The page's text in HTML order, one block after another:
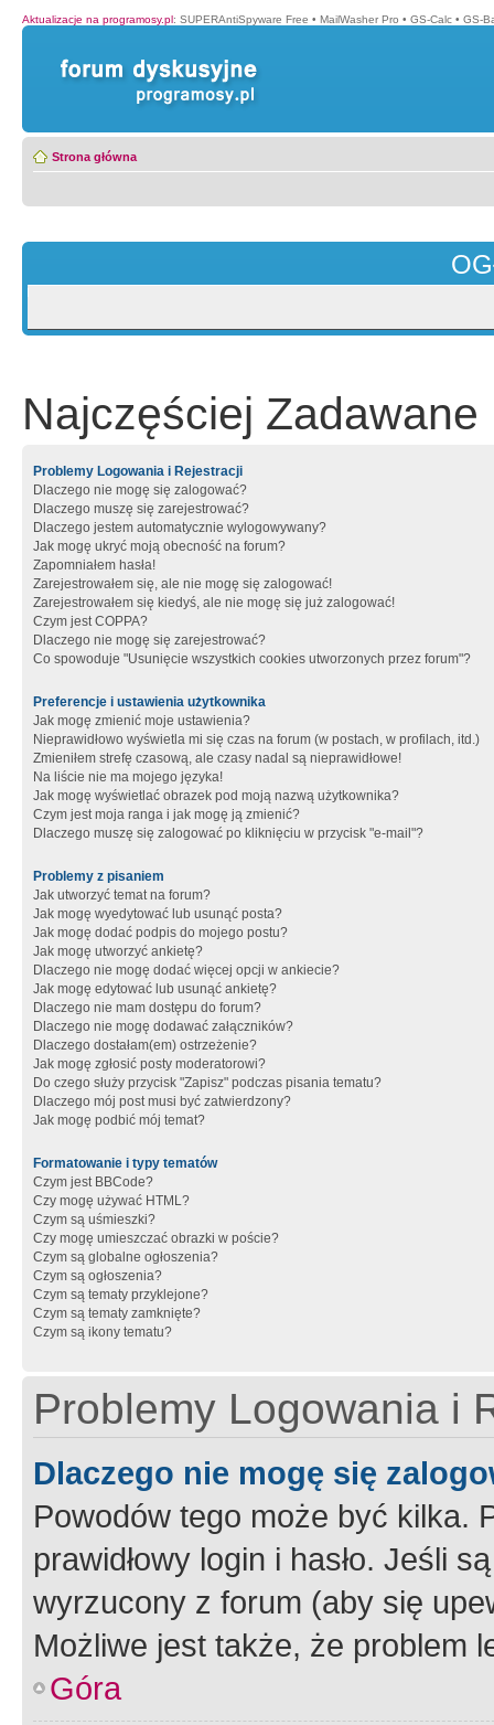
Aktualizacje na programosy.pl: SUPERAntiSpyware Free • MailWasher Pro • GS-Calc • GS-
Strona główna
Najczęściej Zadawane
Problemy Logowania i Rejestracji
Dlaczego nie mogę się zalogować?
Dlaczego muszę się zarejestrować?
Dlaczego jestem automatycznie wylogowywany?
Jak mogę ukryć moją obecność na forum?
Zapomniałem hasła!
Zarejestrowałem się, ale nie mogę się zalogować!
Zarejestrowałem się kiedyś, ale nie mogę się już zalogować!
Czym jest COPPA?
Dlaczego nie mogę się zarejestrować?
Co spowoduje "Usunięcie wszystkich cookies utworzonych przez forum"?
Preferencje i ustawienia użytkownika
Jak mogę zmienić moje ustawienia?
Nieprawidłowo wyświetla mi się czas na forum (w postach, w profilach, itd.)
Zmieniłem strefę czasową, ale czasy nadal są nieprawidłowe!
Na liście nie ma mojego języka!
Jak mogę wyświetlać obrazek pod moją nazwą użytkownika?
Czym jest moja ranga i jak mogę ją zmienić?
Dlaczego muszę się zalogować po kliknięciu w przycisk "e-mail"?
Problemy z pisaniem
Jak utworzyć temat na forum?
Jak mogę wyedytować lub usunąć posta?
Jak mogę dodać podpis do mojego postu?
Jak mogę utworzyć ankietę?
Dlaczego nie mogę dodać więcej opcji w ankiecie?
Jak mogę edytować lub usunąć ankietę?
Dlaczego nie mam dostępu do forum?
Dlaczego nie mogę dodawać załączników?
Dlaczego dostałam(em) ostrzeżenie?
Jak mogę zgłosić posty moderatorowi?
Do czego służy przycisk "Zapisz" podczas pisania tematu?
Dlaczego mój post musi być zatwierdzony?
Jak mogę podbić mój temat?
Formatowanie i typy tematów
Czym jest BBCode?
Czy mogę używać HTML?
Czym są uśmieszki?
Czy mogę umieszczać obrazki w poście?
Czym są globalne ogłoszenia?
Czym są ogłoszenia?
Czym są tematy przyklejone?
Czym są tematy zamknięte?
Czym są ikony tematu?
Problemy Logowania i
Dlaczego nie mogę się
Powodów tego może być kilka.
prawidłowy login i hasło. Jeśli
wyrzucony z forum (aby się
Możliwe jest także, że problem
Góra